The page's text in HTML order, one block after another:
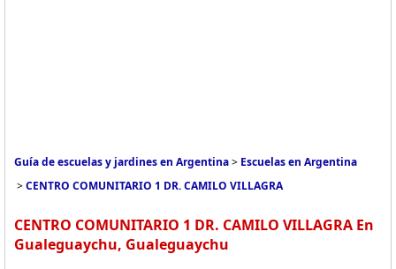
Guía de escuelas y jardines en Argentina> Escuelas en Argentina
>CENTRO COMUNITARIO 1 DR. CAMILO VILLAGRA
CENTRO COMUNITARIO 1 DR. CAMILO VILLAGRA En
Gualeguaychu, Gualeguaychu